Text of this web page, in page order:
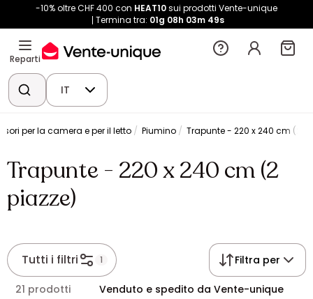
-10% oltre CHF 400 con HEAT10sui prodotti Vente-unique
Termina tra: 01g 08h 03m 49s
Reparti
IT
per la camera e per il letto Piumino Trapunte - 220 x 240 cm (2
Trapunte - 220 x 240 cm (2
piazze)
Tutti i filtri 1 Filtra per
21 prodotti Venduto e spedito da Vente-unique